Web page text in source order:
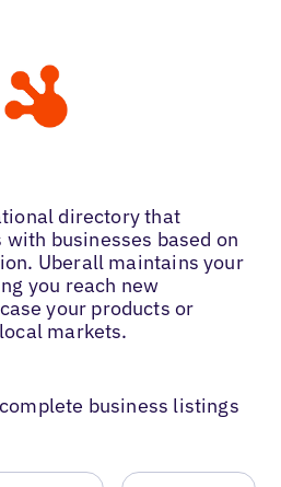
directory that
businesses based on
Uberall maintains your
you reach new
your products or
markets.
business listings